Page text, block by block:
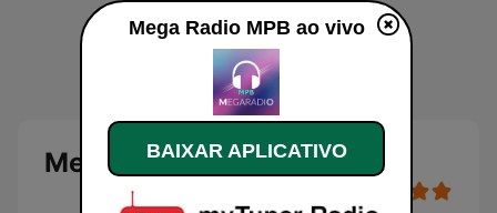
Mega Radio MPB
Mega Radio MPB ao vivo
BAIXAR APLICATIVO